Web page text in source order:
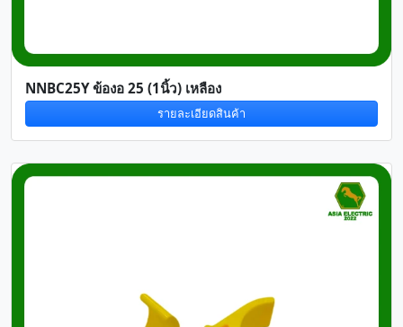
NNBC25Y ข้องอ 25 (1นิ้ว) เหลือง
รายละเอียดสินค้า